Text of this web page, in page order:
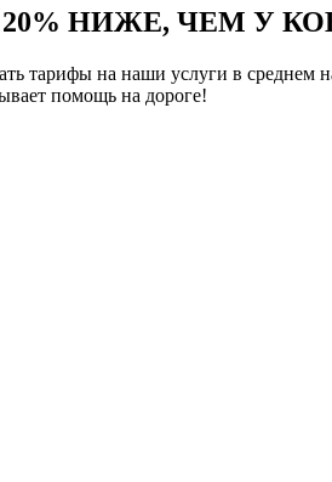
НИЖЕ, ЧЕМ У
тарифы на наши услуги в среднем
помощь на дороге!